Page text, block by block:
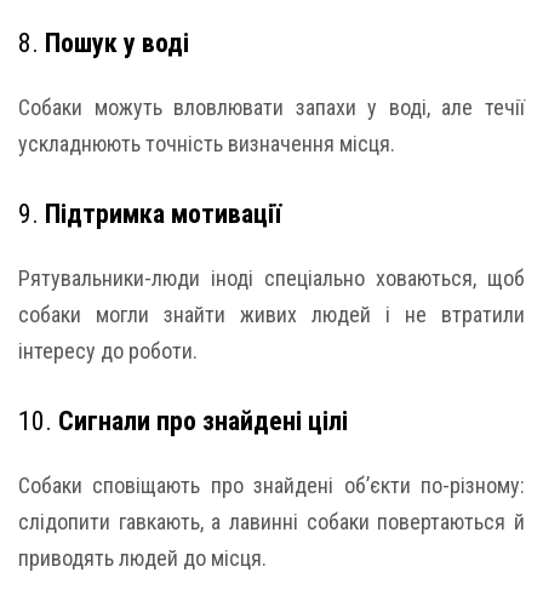
8. Пошук у воді
Собаки можуть вловлювати запахи у воді, але течії
ускладнюють точність визначення місця.
9. Підтримка мотивації
Рятувальники-люди іноді спеціально ховаються, щоб
собаки могли знайти живих людей і не втратили
інтересу до роботи.
10. Сигнали про знайдені цілі
Собаки сповіщають про знайдені об’єкти по-різному:
слідопити гавкають, а лавинні собаки повертаються й
приводять людей до місця.